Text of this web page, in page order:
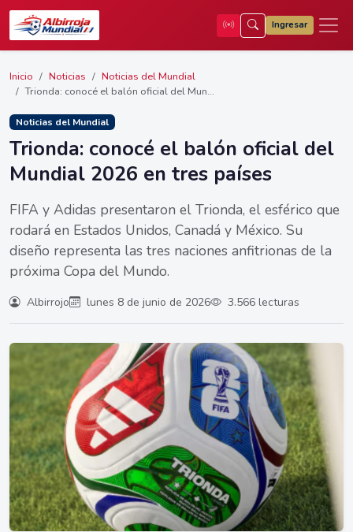
Ingresar
Inicio Noticias
Noticias del Mundial
Trionda: conocé el balón oficial del Mun...
Noticias del Mundial
Trionda: conocé el balón oficial del
Mundial 2026 en tres países
FIFA y Adidas presentaron el Trionda, el esférico que
rodará en Estados Unidos, Canadá y México. Su
diseño representa las tres naciones anfitrionas de la
próxima Copa del Mundo.
Albirrojo lunes 8 de junio de 2026 3.566 lecturas